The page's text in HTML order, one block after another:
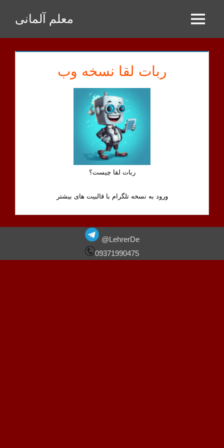
Inhalt
springen
معلم آلمانی Menu
ربات لقا نسخه وب
ربات لقا چیست؟
ورود به نسخه تلگرام با قالبیت های بیشتر
MÖGLICHKEITEN
@LehrerDe
09371990475